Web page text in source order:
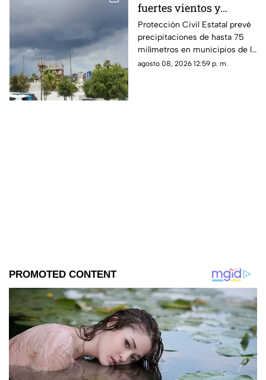
fuertes vientos y
temperaturas de hasta
39°C para Chihuahua
Protección Civil Estatal prevé
precipitaciones de hasta 75
milímetros en municipios de la
zona suroeste, además de
agosto 08, 2026 12:59 p. m.